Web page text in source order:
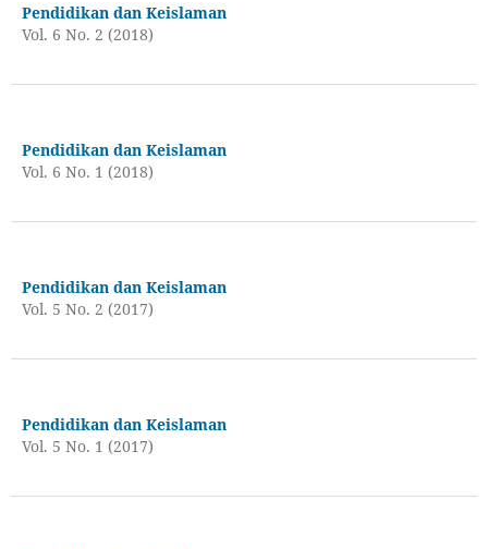
Pendidikan dan Keislaman
Vol. 6 No. 2 (2018)
Pendidikan dan Keislaman
Vol. 6 No. 1 (2018)
Pendidikan dan Keislaman
Vol. 5 No. 2 (2017)
Pendidikan dan Keislaman
Vol. 5 No. 1 (2017)